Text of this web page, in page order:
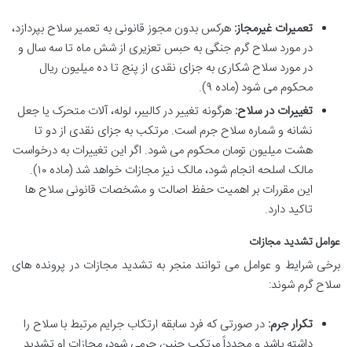
تعمیرات غیرمجاز: هرکس بدون مجوز قانونی به تعمیر سلاح بپردازد،
در مورد سلاح گرم جنگی به حبس تعزیری از شش ماه تا سه سال و
در مورد سلاح شکاری به جزای نقدی از پنج تا ده میلیون ریال
محکوم می شود (ماده ۹).
تغییرات در سلاح: هرگونه تغییر در کالیبر، لوله، آلات متحرک یا جعل
نشانه و شماره سلاح جرم است. مرتکب به جزای نقدی از دو تا
هشت میلیون تومان محکوم می شود. اگر این تغییرات به درخواست
مالک اسلحه انجام شود، مالک نیز مجازات خواهد شد (ماده ۱۰).
این مقررات بر اهمیت حفظ اصالت و مشخصات قانونی سلاح ها
تاکید دارد.
عوامل تشدید مجازات
برخی شرایط و عوامل می توانند منجر به تشدید مجازات در پرونده های
سلاح گرم شوند:
تکرار جرم: در صورتی که فرد سابقه ارتکاب جرایم مرتبط با سلاح را